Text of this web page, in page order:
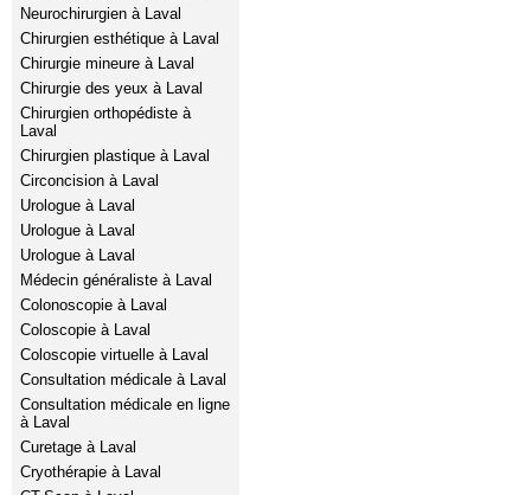
Neurochirurgien à Laval
Chirurgien esthétique à Laval
Chirurgie mineure à Laval
Chirurgie des yeux à Laval
Chirurgien orthopédiste à
Laval
Chirurgien plastique à Laval
Circoncision à Laval
Urologue à Laval
Urologue à Laval
Urologue à Laval
Médecin généraliste à Laval
Colonoscopie à Laval
Coloscopie à Laval
Coloscopie virtuelle à Laval
Consultation médicale à Laval
Consultation médicale en ligne
à Laval
Curetage à Laval
Cryothérapie à Laval